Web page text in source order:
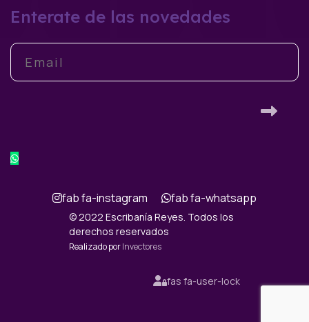
Enterate de las novedades
fab fa-instagram fab fa-whatsapp
© 2022 Escribanía Reyes. Todos los
derechos reservados
Realizado porInvectores
fas fa-user-lock